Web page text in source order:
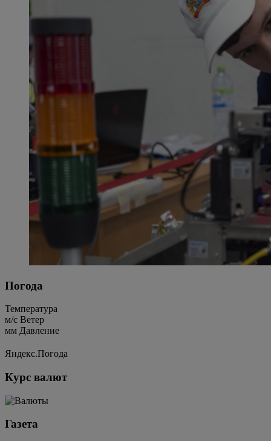
Погода
Температура
м/c Ветер
мм Давление
Яндекс.Погода
Курс валют
Газета